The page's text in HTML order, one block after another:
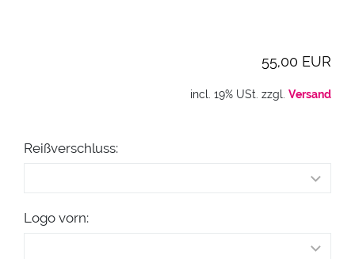
55,00 EUR
incl. 19% USt. zzgl. Versand
Reißverschluss:
Logo vorn: